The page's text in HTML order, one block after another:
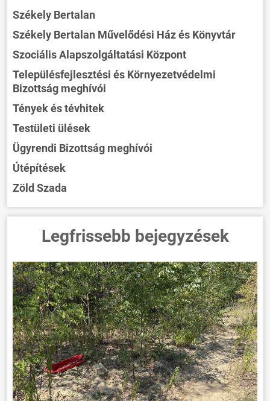
ÜGYINTÉZÉS
KÖZÖSSÉG
HÍREK
VÁLASZTÁSOK
Székely Bertalan
Székely Bertalan Művelődési Ház és Könyvtár
Szociális Alapszolgáltatási Központ
Településfejlesztési és Környezetvédelmi
Bizottság meghívói
Tények és tévhitek
Testületi ülések
Ügyrendi Bizottság meghívói
Útépítések
Zöld Szada
Legfrissebb bejegyzések